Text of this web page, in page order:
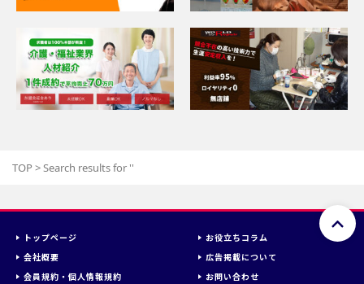
TOP >Search results for ''
トップページ
お役立ちコラム
会社概要
広告掲載について
会員規約・個人情報規約
お問い合わせ